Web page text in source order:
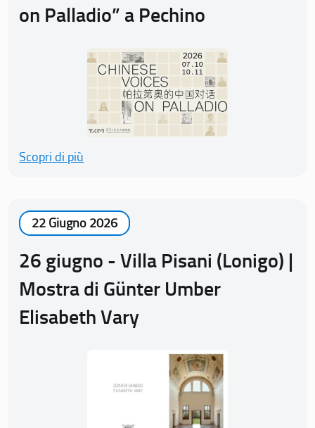
on Palladio” a Pechino
Scopri di più
22 Giugno 2026
26 giugno - Villa Pisani (Lonigo) |
Mostra di Günter Umber
Elisabeth Vary